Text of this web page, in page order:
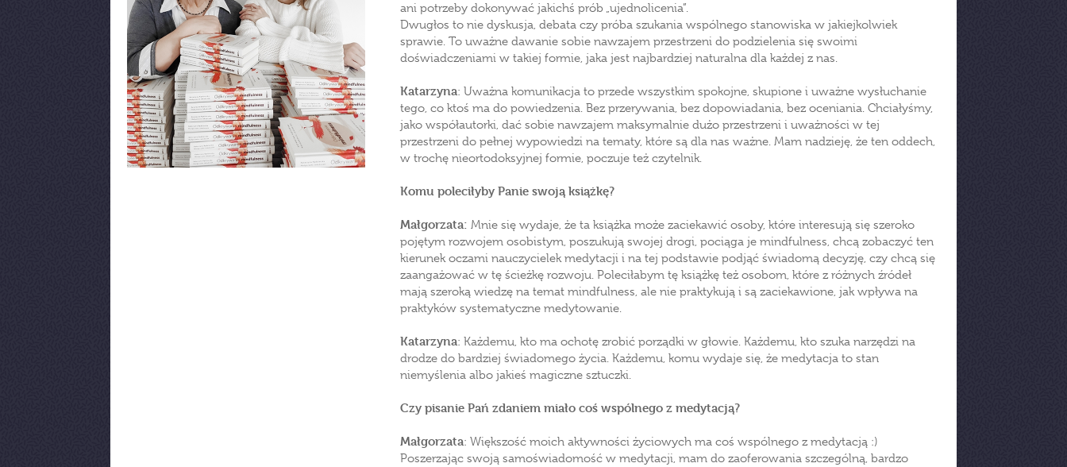
ani potrzeby dokonywać jakichś prób „ujednolicenia”.
Dwugłos to nie dyskusja, debata czy próba szukania wspólnego stanowiska w jakiejkolwiek
sprawie. To uważne dawanie sobie nawzajem przestrzeni do podzielenia się swoimi
doświadczeniami w takiej formie, jaka jest najbardziej naturalna dla każdej z nas.
Katarzyna: Uważna komunikacja to przede wszystkim spokojne, skupione i uważne wysłuchanie
tego, co ktoś ma do powiedzenia. Bez przerywania, bez dopowiadania, bez oceniania. Chciałyśmy,
jako współautorki, dać sobie nawzajem maksymalnie dużo przestrzeni i uważności w tej
przestrzeni do pełnej wypowiedzi na tematy, które są dla nas ważne. Mam nadzieję, że ten oddech,
w trochę nieortodoksyjnej formie, poczuje też czytelnik.
Komu poleciłyby Panie swoją książkę?
Małgorzata: Mnie się wydaje, że ta książka może zaciekawić osoby, które interesują się szeroko
pojętym rozwojem osobistym, poszukują swojej drogi, pociąga je mindfulness, chcą zobaczyć ten
kierunek oczami nauczycielek medytacji i na tej podstawie podjąć świadomą decyzję, czy chcą się
zaangażować w tę ścieżkę rozwoju. Poleciłabym tę książkę też osobom, które z różnych źródeł
mają szeroką wiedzę na temat mindfulness, ale nie praktykują i są zaciekawione, jak wpływa na
praktyków systematyczne medytowanie.
Katarzyna: Każdemu, kto ma ochotę zrobić porządki w głowie. Każdemu, kto szuka narzędzi na
drodze do bardziej świadomego życia. Każdemu, komu wydaje się, że medytacja to stan
niemyślenia albo jakieś magiczne sztuczki.
Czy pisanie Pań zdaniem miało coś wspólnego z medytacją?
Małgorzata: Większość moich aktywności życiowych ma coś wspólnego z medytacją :)
Poszerzając swoją samoświadomość w medytacji, mam do zaoferowania szczególną, bardzo